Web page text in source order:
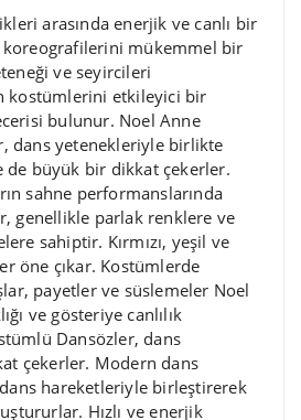
arasında enerjik ve canlı bir
koreografilerini mükemmel bir
ve seyircileri
kostümlerini etkileyici bir
bulunur. Noel Anne
dans yetenekleriyle birlikte
de büyük bir dikkat çekerler.
sahne performanslarında
genellikle parlak renklere ve
sahiptir. Kırmızı, yeşil ve
öne çıkar. Kostümlerde
payetler ve süslemeler Noel
ve gösteriye canlılık
Dansözler, dans
çekerler. Modern dans
hareketleriyle birleştirerek
Hızlı ve enerjik